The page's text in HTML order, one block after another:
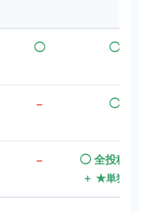
◯ ◯
– ◯
– ◯ 全投稿連動
＋ ★単独投稿